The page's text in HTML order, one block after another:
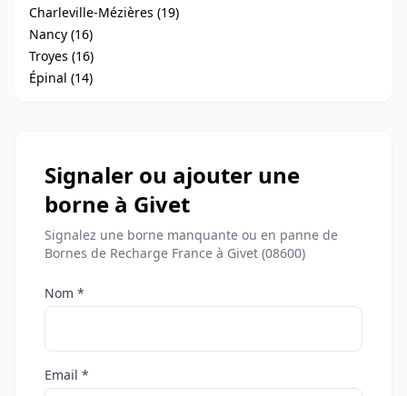
Charleville-Mézières (19)
Nancy (16)
Troyes (16)
Épinal (14)
Signaler ou ajouter une
borne à Givet
Signalez une borne manquante ou en panne de
Bornes de Recharge France à Givet (08600)
Nom *
Email *